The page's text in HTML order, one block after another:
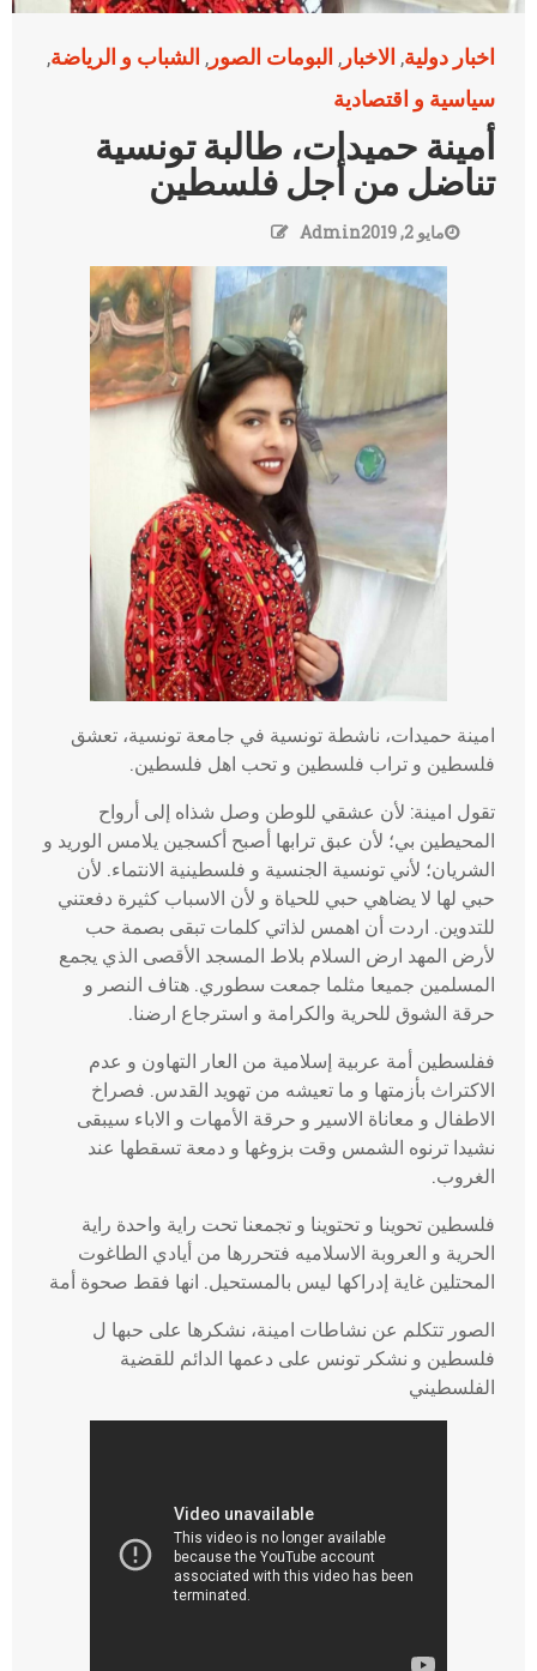
اخبار دولية, الاخبار , البومات الصور , الشباب و الرياضة,
سياسية و اقتصادية
أمينة حميدات، طالبة تونسية
تناضل من أجل فلسطين
مايو 2, 2019 Admin
امينة حميدات، ناشطة تونسية في جامعة تونسية، تعشق
فلسطين و تراب فلسطين و تحب اهل فلسطين.
تقول امينة: لأن عشقي للوطن وصل شذاه إلى أرواح
المحيطين بي؛ لأن عبق ترابها أصبح أكسجين يلامس الوريد و
الشريان؛ لأني تونسية الجنسية و فلسطينية الانتماء. لأن
حبي لها لا يضاهي حبي للحياة و لأن الاسباب كثيرة دفعتني
للتدوين. اردت أن اهمس لذاتي كلمات تبقى بصمة حب
لأرض المهد ارض السلام بلاط المسجد الأقصى الذي يجمع
المسلمين جميعا مثلما جمعت سطوري. هتاف النصر و
حرقة الشوق للحرية والكرامة و استرجاع ارضنا.
ففلسطين أمة عربية إسلامية من العار التهاون و عدم
الاكتراث بأزمتها و ما تعيشه من تهويد القدس. فصراخ
الاطفال و معاناة الاسير و حرقة الأمهات و الاباء سيبقى
نشيدا ترنوه الشمس وقت بزوغها و دمعة تسقطها عند
الغروب.
فلسطين تحوينا و تحتوينا و تجمعنا تحت راية واحدة راية
الحرية و العروبة الاسلاميه فتحررها من أيادي الطاغوت
المحتلين غاية إدراكها ليس بالمستحيل. انها فقط صحوة أمة
الصور تتكلم عن نشاطات امينة، نشكرها على حبها ل
فلسطين و نشكر تونس على دعمها الدائم للقضية
الفلسطيني